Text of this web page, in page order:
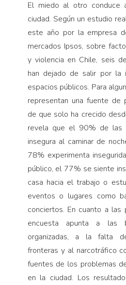
El miedo al otro conduce
ciudad. Según un estudio
este año por la empresa
mercados Ipsos, sobre
y violencia en Chile, seis
han dejado de salir por la
espacios públicos. Para
representan una fuente de
de que solo ha crecido
revela que el 90% de las
insegura al caminar de
78% experimenta
público, el 77% se siente
casa hacia el trabajo o
eventos o lugares como
conciertos. En cuanto a las
encuesta apunta a las
organizadas, a la falta
fronteras y al narcotráfico
fuentes de los problemas
en la ciudad. Los